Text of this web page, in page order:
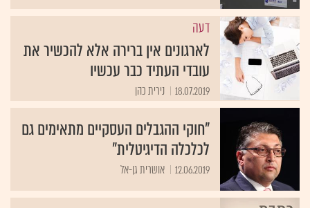
דעה
לארגונים אין ברירה אלא להכשיר את
עובדי העתיד כבר עכשיו
18.07.2019 נירית כהן
"חוקי ההגבלים העסקיים מתאימים גם
לכלכלה הדיגיטלית"
12.06.2019 אושרית גן-אל